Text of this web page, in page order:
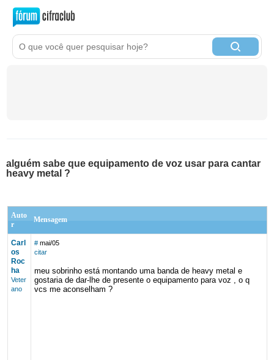
alguém sabe que equipamento de voz usar para cantar
heavy metal ?
Auto
r
Mensagem
Carl
os
Roc
ha
Veter
ano
# mai/05
citar
meu sobrinho está montando uma banda de heavy metal e
gostaria de dar-lhe de presente o equipamento para voz , o q
vcs me aconselham ?